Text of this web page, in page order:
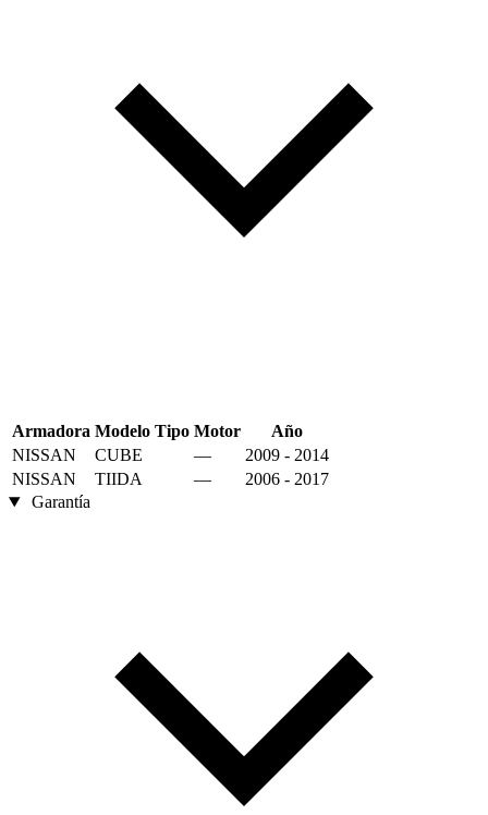
Armadora Modelo Tipo Motor
Año
NISSAN
CUBE —
2009 - 2014
NISSAN
TIIDA —
2006 - 2017
Garantía